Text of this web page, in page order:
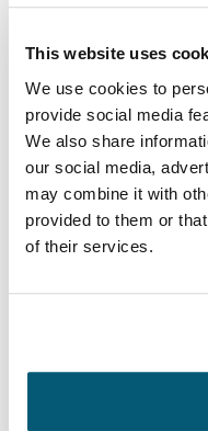
This website uses
We use cookies to
provide social media
We also share
our social media,
may combine it with
provided to them or
of their services.
Color
Case Logic Notion 14"
con diseño compacto